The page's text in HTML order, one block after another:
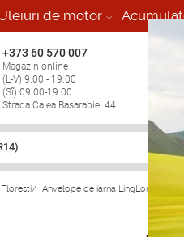
de motor
+373 60 570 007
Magazin online
(L-V) 9:00 - 19:00
(Sî) 09:00-19:00
Strada Calea Basarabiei 44
Floresti/ Anvelope de iarna LingLong in